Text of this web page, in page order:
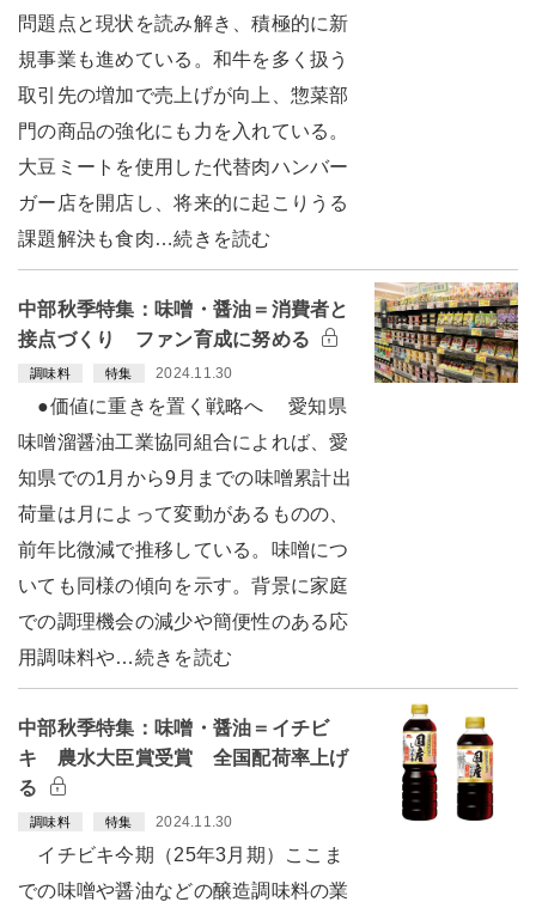
問題点と現状を読み解き、積極的に新
規事業も進めている。和牛を多く扱う
取引先の増加で売上げが向上、惣菜部
門の商品の強化にも力を入れている。
大豆ミートを使用した代替肉ハンバー
ガー店を開店し、将来的に起こりうる
課題解決も食肉…続きを読む
中部秋季特集：味噌・醤油＝消費者と
接点づくり ファン育成に努める
調味料 特集 2024.11.30
●価値に重きを置く戦略へ 愛知県
味噌溜醤油工業協同組合によれば、愛
知県での1月から9月までの味噌累計出
荷量は月によって変動があるものの、
前年比微減で推移している。味噌につ
いても同様の傾向を示す。背景に家庭
での調理機会の減少や簡便性のある応
用調味料や…続きを読む
中部秋季特集：味噌・醤油＝イチビ
キ 農水大臣賞受賞 全国配荷率上げ
る
調味料 特集 2024.11.30
イチビキ今期（25年3月期）ここま
での味噌や醤油などの醸造調味料の業